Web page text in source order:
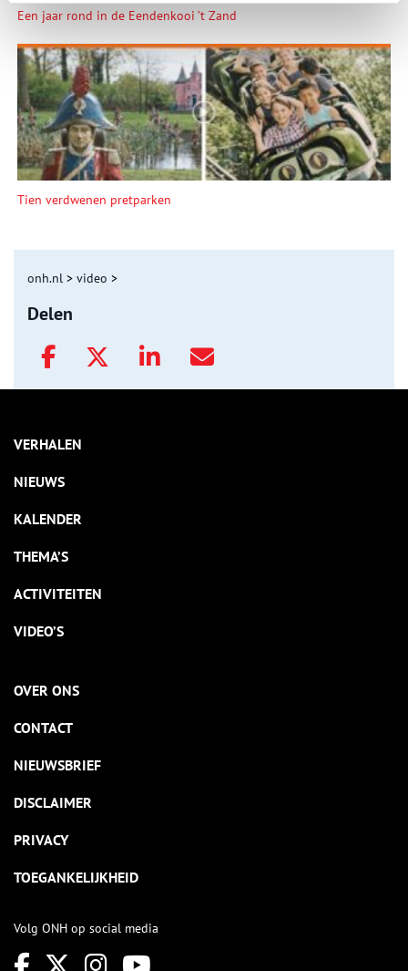
Een jaar rond in de Eendenkooi ’t Zand
Tien verdwenen pretparken
onh.nl > video >
Delen
VERHALEN
NIEUWS
KALENDER
THEMA’S
ACTIVITEITEN
VIDEO’S
OVER ONS
CONTACT
NIEUWSBRIEF
DISCLAIMER
PRIVACY
TOEGANKELIJKHEID
Volg ONH op social media